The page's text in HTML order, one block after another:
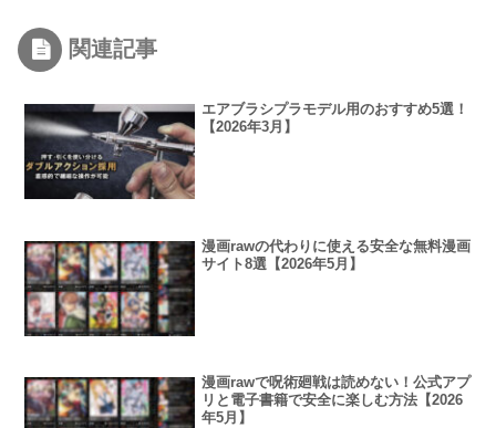
関連記事
エアブラシプラモデル用のおすすめ5選！
【2026年3月】
漫画rawの代わりに使える安全な無料漫画
サイト8選【2026年5月】
漫画rawで呪術廻戦は読めない！公式アプ
リと電子書籍で安全に楽しむ方法【2026
年5月】